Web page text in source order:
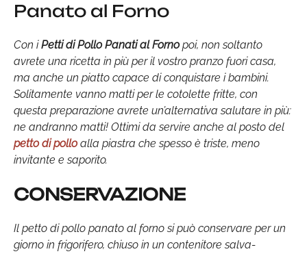
Panato al Forno
Con iPetti di Pollo Panati al Fornopoi, non soltanto
avrete una ricetta in più per il vostro pranzo fuori casa,
ma anche un piatto capace di conquistare i bambini.
Solitamente vanno matti per le cotolette fritte, con
questa preparazione avrete un’alternativa salutare in più:
ne andranno matti! Ottimi da servire anche al posto del
petto di polloalla piastra che spesso è triste, meno
invitante e saporito.
CONSERVAZIONE
Il petto di pollo panato al forno si può conservare per un
giorno in frigorifero, chiuso in un contenitore salva-